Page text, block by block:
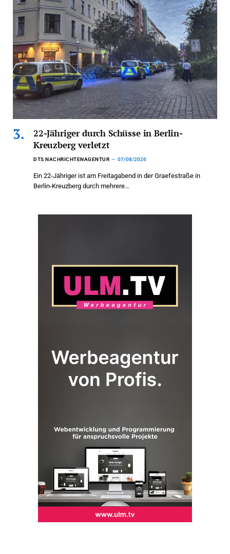
22-Jähriger durch Schüsse in Berlin-
Kreuzberg verletzt
DTS NACHRICHTENAGENTUR 07/08/2026
Ein 22-Jähriger ist am Freitagabend in der Graefestraße in
Berlin-Kreuzberg durch mehrere…